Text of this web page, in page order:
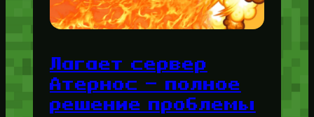
Лагает сервер
Атернос — полное
решение проблемы